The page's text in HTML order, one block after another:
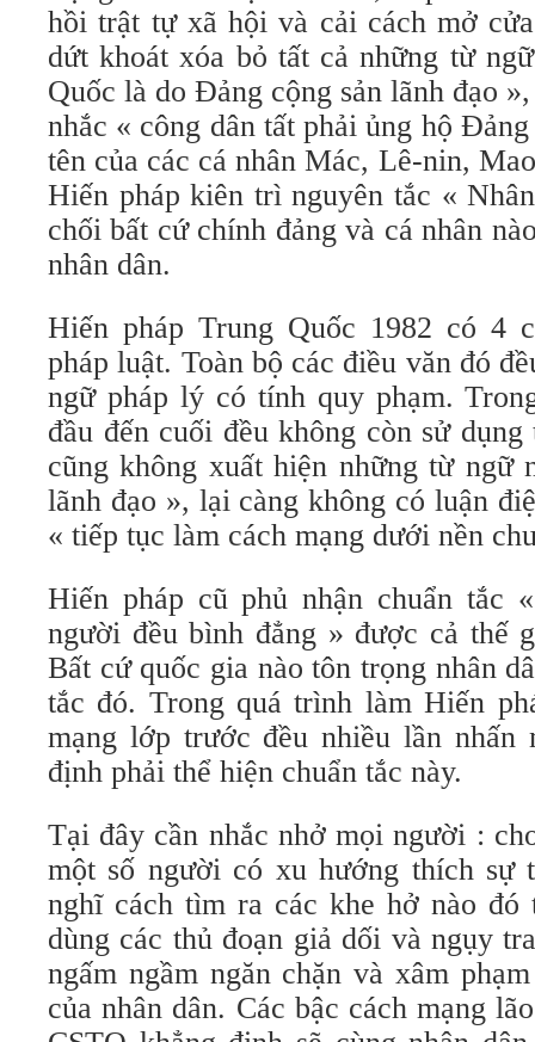
hồi trật tự xã hội và cải cách mở
dứt khoát xóa bỏ tất cả những từ
Quốc là do Đảng cộng sản lãnh đạo
nhắc « công dân tất phải ủng hộ
tên của các cá nhân Mác, Lê-nin,
Hiến pháp kiên trì nguyên tắc «
chối bất cứ chính đảng và cá nhân
nhân dân.
Hiến pháp Trung Quốc 1982 có 4
pháp luật. Toàn bộ các điều văn đó
ngữ pháp lý có tính quy phạm.
đầu đến cuối đều không còn sử
cũng không xuất hiện những từ ngữ
lãnh đạo », lại càng không có luận
« tiếp tục làm cách mạng dưới nền
Hiến pháp cũ phủ nhận chuẩn tắc
người đều bình đẳng » được cả thế
Bất cứ quốc gia nào tôn trọng nhân
tắc đó. Trong quá trình làm Hiến
mạng lớp trước đều nhiều lần nhấn
định phải thể hiện chuẩn tắc này.
Tại đây cần nhắc nhở mọi người :
một số người có xu hướng thích sự
nghĩ cách tìm ra các khe hở nào đó
dùng các thủ đoạn giả dối và ngụy
ngấm ngầm ngăn chặn và xâm
của nhân dân. Các bậc cách mạng